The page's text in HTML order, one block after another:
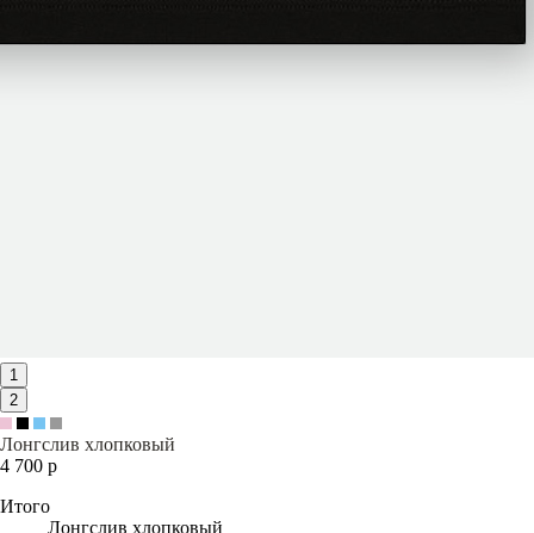
1
2
Лонгслив хлопковый
4 700 р
Итого
Лонгслив хлопковый